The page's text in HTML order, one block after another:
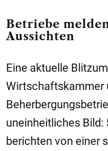
Betriebe
Aussichten
Eine aktuelle
Wirtschaftskammer
uneinheitliches Bild:
berichten von einer